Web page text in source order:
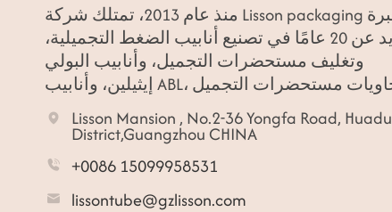
منذ عام 2013، تمتلك شركة Lisson packaging خبرة
تزيد عن 20 عامًا في تصنيع أنابيب الضغط التجميلية،
وتغليف مستحضرات التجميل، وأنابيب البولي
Lisson Mansion , No.2-36 Yongfa Road, Huadu
District,Guangzhou CHINA
+0086 15099958531
lissontube@gzlisson.com